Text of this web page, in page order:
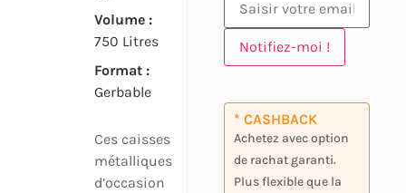
Volume :
750 Litres
Format :
Gerbable
Ces caisses
métalliques
d’occasion
Notifiez-moi !
* CASHBACK
Achetez avec option
de rachat garanti.
Plus flexible que la